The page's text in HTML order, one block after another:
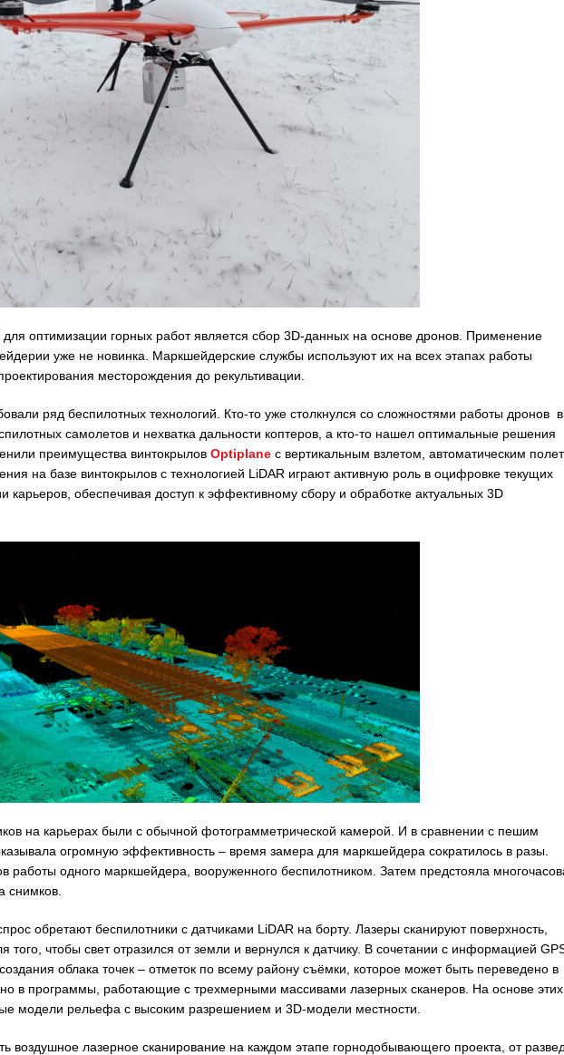
оптимизации горных работ является сбор 3D-данных на основе дронов. Применение
уже не новинка. Маркшейдерские службы используют их на всех этапах работы
месторождения до рекультивации.
ряд беспилотных технологий. Кто-то уже столкнулся со сложностями работы дронов в
самолетов и нехватка дальности коптеров, а кто-то нашел оптимальные решения
преимущества винтокрылов Optiplaneс вертикальным взлетом, автоматическим
на базе винтокрылов с технологией LiDAR играют активную роль в оцифровке текущих
карьеров, обеспечивая доступ к эффективному сбору и обработке актуальных 3D
на карьерах были с обычной фотограмметрической камерой. И в сравнении с пешим
огромную эффективность – время замера для маркшейдера сократилось в разы.
работы одного маркшейдера, вооруженного беспилотником. Затем предстояла
снимков.
обретают беспилотники с датчиками LiDAR на борту. Лазеры сканируют поверхность,
чтобы свет отразился от земли и вернулся к датчику. В сочетании с информацией
облака точек – отметок по всему району съёмки, которое может быть переведено в
в программы, работающие с трехмерными массивами лазерных сканеров. На основе этих
модели рельефа с высоким разрешением и 3D-модели местности.
воздушное лазерное сканирование на каждом этапе горнодобывающего проекта, от